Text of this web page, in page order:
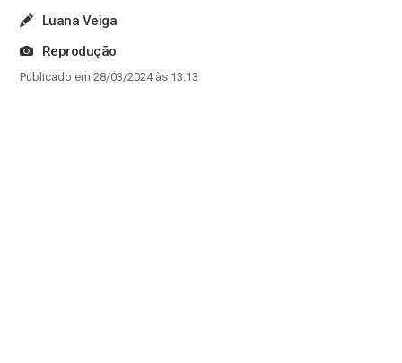
Luana Veiga
Reprodução
Publicado em 28/03/2024 às 13:13